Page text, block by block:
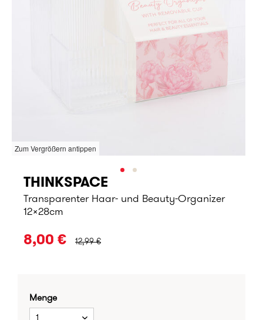
Zum Vergrößern antippen
THINKSPACE
Transparenter Haar- und Beauty-Organizer
12x28cm
8,00 € URSPRÜNGLICHER PREIS:
12,99 €
Menge